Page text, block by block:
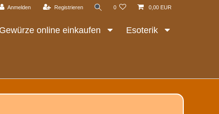
Anmelden Registrieren 0 0,00 EUR
Gewürze online einkaufen Esoterik